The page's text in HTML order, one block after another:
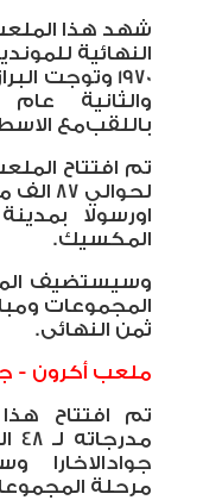
شهد هذا
النهائية
1970 وتوجت
باللقبمع
لحوالي 87 الف متفرج ويقع
اورسولا
المكسيك.
ثمن النهائى.
ملعب أكرون -
جوادالاخارا
مرحلة